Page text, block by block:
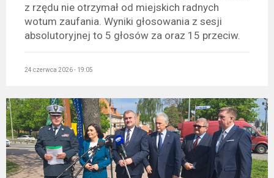
z rzędu nie otrzymał od miejskich radnych
wotum zaufania. Wyniki głosowania z sesji
absolutoryjnej to 5 głosów za oraz 15 przeciw.
24 czerwca 2026 - 19:05